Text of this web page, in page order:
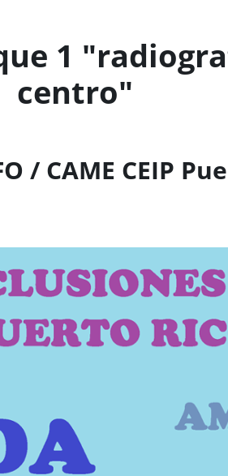
1
centro"
/ CAME CEIP